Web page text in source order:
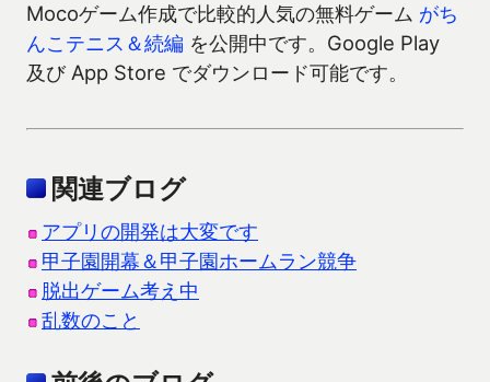
Mocoゲーム作成で比較的人気の無料ゲーム がち
んこテニス＆続編 を公開中です。Google Play
及び App Store でダウンロード可能です。
関連ブログ
アプリの開発は大変です
甲子園開幕＆甲子園ホームラン競争
脱出ゲーム考え中
乱数のこと